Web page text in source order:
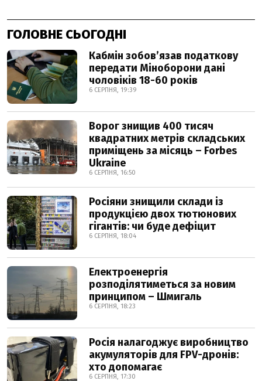
ГОЛОВНЕ СЬОГОДНІ
Кабмін зобовʼязав податкову
передати Міноборони дані
чоловіків 18-60 років
6 СЕРПНЯ, 19:39
Ворог знищив 400 тисяч
квадратних метрів складських
приміщень за місяць – Forbes
Ukraine
6 СЕРПНЯ, 16:50
Росіяни знищили склади із
продукцією двох тютюнових
гігантів: чи буде дефіцит
6 СЕРПНЯ, 18:04
Електроенергія
розподілятиметься за новим
принципом – Шмигаль
6 СЕРПНЯ, 18:23
Росія налагоджує виробництво
акумуляторів для FPV-дронів:
хто допомагає
6 СЕРПНЯ, 17:30